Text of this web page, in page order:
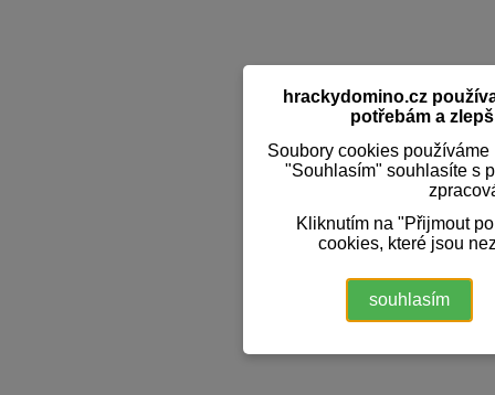
hrackydomino.cz
potřebám a
Soubory cookies
"Souhlasím" souhlasíte s
Kliknutím na "Přijmout
cookies, které jsou
souhlasím